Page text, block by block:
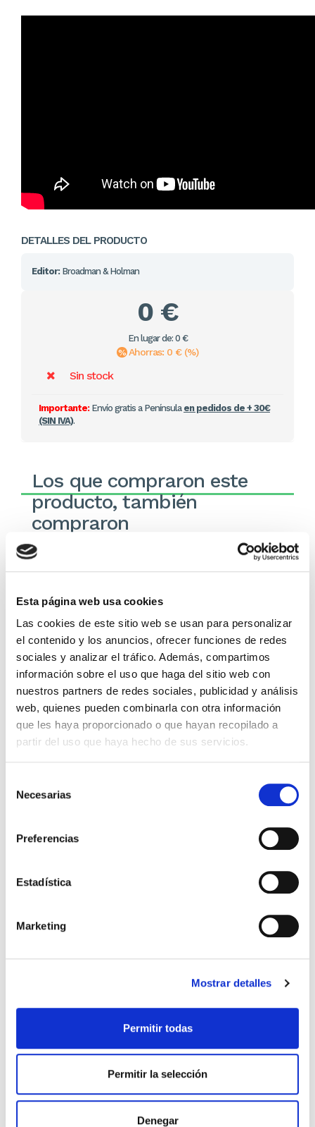
Esta página web usa cookies
Las cookies de este sitio web se usan para personalizar
el contenido y los anuncios, ofrecer funciones de redes
sociales y analizar el tráfico. Además, compartimos
información sobre el uso que haga del sitio web con
nuestros partners de redes sociales, publicidad y análisis
web, quienes pueden combinarla con otra información
que les haya proporcionado o que hayan recopilado a
partir del uso que haya hecho de sus servicios.
Necesarias
Preferencias
Estadística
Marketing
Mostrar detalles
Permitir todas
Permitir la selección
Denegar
DETALLES DEL PRODUCTO
Editor: Broadman & Holman
0 €
En lugar de: 0 €
Ahorras: 0 € (%)
Sin stock
Importante:Envío gratis a Península en pedidos de + 30€
(SIN IVA).
Los que compraron este
producto, también
compraron
William Carey - Un
aventurero ilustrado: HC
Benge Geoff & Janet
¿Eres tú, Señor?
Cunningham Loren
Otros títulos del autor
El diario de Álex 3: ¡Álex,
Gente Común Perdidos y